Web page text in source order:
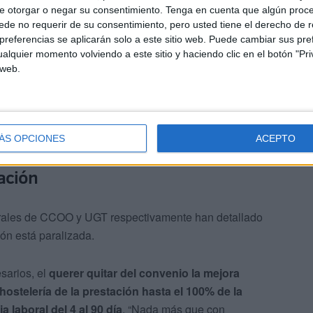
otorgar o negar su consentimiento. Tenga en cuenta que algún
no requerir de su consentimiento, pero usted tiene el derecho de
se aplicarán solo a este sitio web. Puede cambiar sus
momento volviendo a este sitio y haciendo clic en el botón
OPCIONES ACEPTO
12=1.480€ el mínimo para el nivel 4.
aunque incluido para llegar al SMI pierde su
y transporte, perono pasamos porque sume
de las extras” para llegar al mínimo.
de los empresarios fue la que tuvo lugar el pasado
de CCOO y UGT respectivamente han detallado
está paralizada.
el querer quitar del convenio la mejora
de la prestación hasta el 100% de la
laboral del 4 al 90 día. “Nada más que con